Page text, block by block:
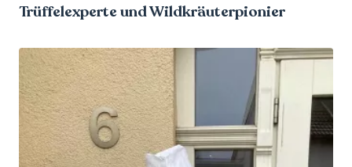
Trüffelexperte und Wildkräuterpionier